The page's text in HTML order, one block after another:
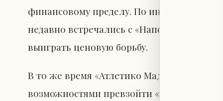
финансовому пределу. По информации
недавно встречались с «Наполи», но
выиграть ценовую борьбу.
В то же время «Атлетико Мадрид»,
возможностями превзойти «Наполи».